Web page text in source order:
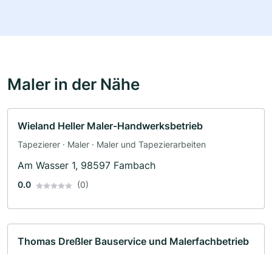
Maler in der Nähe
Wieland Heller Maler-Handwerksbetrieb
Tapezierer · Maler · Maler und Tapezierarbeiten
Am Wasser 1, 98597 Fambach
0.0 (0)
Thomas Dreßler Bauservice und Malerfachbetrieb